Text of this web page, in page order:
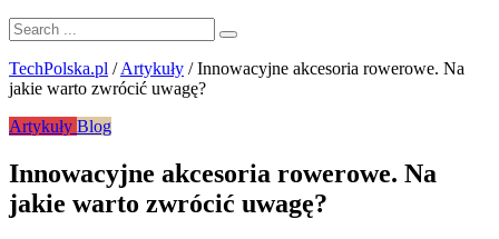
TechPolska.pl /Artykuły /Innowacyjne akcesoria rowerowe. Na
jakie warto zwrócić uwagę?
Artykuły Blog
Innowacyjne akcesoria rowerowe. Na
jakie warto zwrócić uwagę?